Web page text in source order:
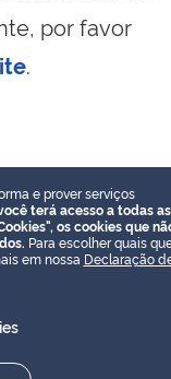
por favor
.
e prover serviços
terá acesso a todas as
os cookies que
Para escolher quais
em nossa Declaração